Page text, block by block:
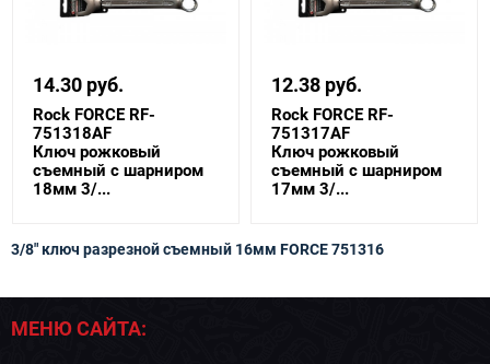
14.30 руб.
Rock FORCE RF-
751318AF
Ключ рожковый
съемный с шарниром
18мм 3/...
12.38 руб.
Rock FORCE RF-
751317AF
Ключ рожковый
съемный с шарниром
17мм 3/...
3/8" ключ разрезной съемный 16мм FORCE 751316
МЕНЮ САЙТА: